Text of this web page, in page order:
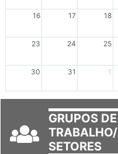
16 17 18
23 24 25
30 31 1
GRUPOS DE
TRABALHO/
SETORES